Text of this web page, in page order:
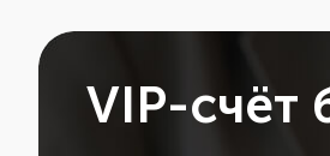
VIP-счёт